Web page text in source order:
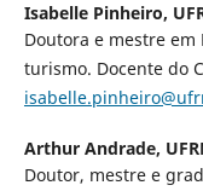
Isabelle Pinheiro,
Doutora e mestre
turismo. Docente do
Arthur Andrade,
Doutor, mestre e